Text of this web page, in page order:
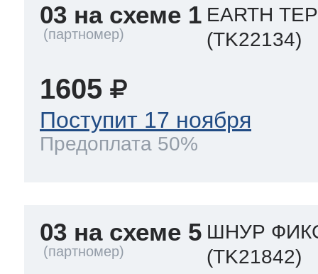
03 на схеме 1 EARTH
(TK22134)
1605
Поступит 17 ноября
Предоплата 50%
03 на схеме 5 ШНУР
(TK21842)